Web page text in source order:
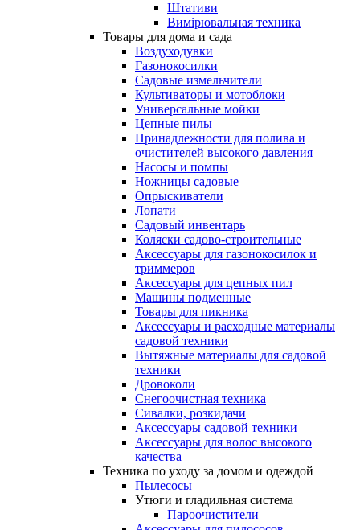
Штативи
Вимірювальная техника
Товары для дома и сада
Воздуходувки
Газонокосилки
Садовые измельчители
Культиваторы и мотоблоки
Универсальные мойки
Цепные пилы
Принадлежности для полива и
очистителей высокого давления
Насосы и помпы
Ножницы садовые
Опрыскиватели
Лопати
Садовый инвентарь
Коляски садово-строительные
Аксессуары для газонокосилок и
триммеров
Аксессуары для цепных пил
Машины подменные
Товары для пикника
Аксессуары и расходные материалы
садовой техники
Вытяжные материалы для садовой
техники
Дровоколи
Снегоочистная техника
Сивалки, розкидачи
Аксессуары садовой техники
Аксессуары для волос высокого
качества
Техника по уходу за домом и одеждой
Пылесосы
Утюги и гладильная система
Пароочистители